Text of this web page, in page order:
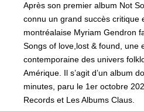
Après son premier album Not
connu un grand succès critique
montréalaise Myriam Gendron
Songs of love,lost & found, une
contemporaine des univers
Amérique. Il s’agit d’un album
minutes, paru le 1er octobre
Records et Les Albums Claus.